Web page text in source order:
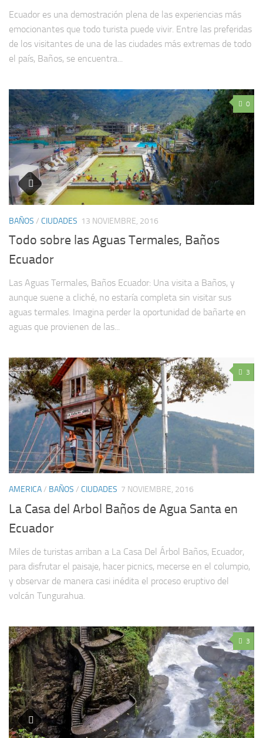
Ecuador es una demostración plena de las experiencias más
emocionantes que todo turista puede vivir. Entre las preferidas
de los visitantes de una de las ciudades más extremas de todo
el país, Baños, se encuentra...
0
BAÑOS / CIUDADES 13 NOVIEMBRE, 2016
Todo sobre las Aguas Termales, Baños
Ecuador
Las Aguas Termales, Baños Ecuador: Una visita a Baños, y
aunque suene a cliché, no estaría completa sin visitar sus
aguas termales. Imagina perder la oportunidad de bañarte en
aguas que provienen de las...
3
AMERICA/ BAÑOS / CIUDADES 7 NOVIEMBRE, 2016
La Casa del Arbol Baños de Agua Santa en
Ecuador
Miles de turistas arriban a La Casa Del Árbol Baños, Ecuador,
para disfrutar el paisaje, hacer picnics, mecerse en el columpio,
y observar de manera casi inédita el proceso eruptivo del
volcán Tungurahua.
3